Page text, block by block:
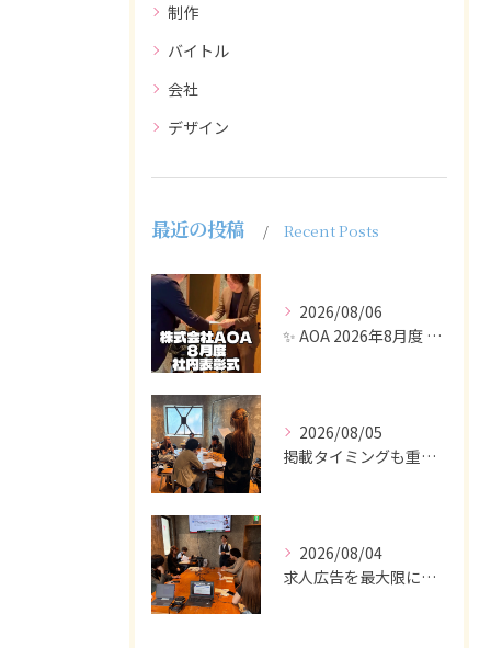
制作
バイトル
会社
デザイン
最近の投稿 Recent Posts
2026/08/06
✨ AOA 2026年8月度 表彰式レポート ✨
2026/08/05
掲載タイミングも重要で、業界動向や求職者の活動時期に合わせて...
2026/08/04
求人広告を最大限に活用するためには、ターゲット設定の精度を高...